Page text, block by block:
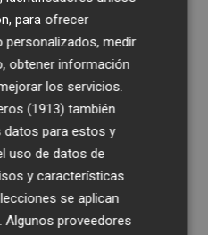
para ofrecer
personalizados, medir
obtener información
los servicios.
(1913) también
datos para estos y
uso de datos de
y características
se aplican
proveedores